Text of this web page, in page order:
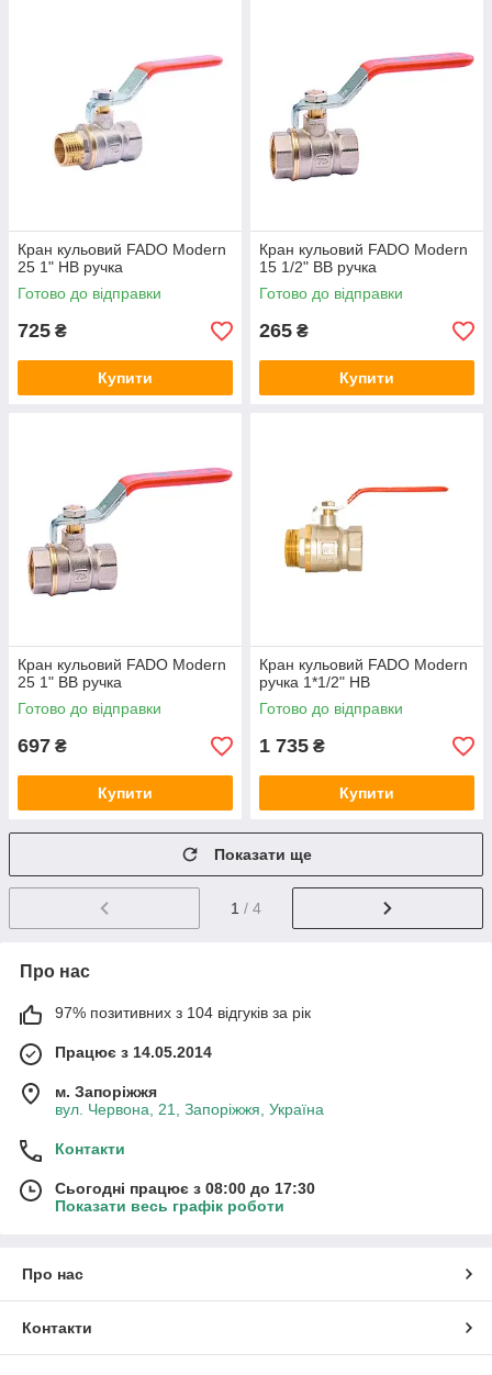
Кран кульовий FADO Modern
25 1" НВ ручка
Готово до відправки
725 ₴
Купити
Кран кульовий FADO Modern
15 1/2" ВВ ручка
Готово до відправки
265 ₴
Купити
Кран кульовий FADO Modern
25 1" ВВ ручка
Готово до відправки
697 ₴
Купити
Кран кульовий FADO Modern
ручка 1*1/2" НВ
Готово до відправки
1 735 ₴
Купити
Показати ще
1 / 4
Про нас
97% позитивних з 104 відгуків за рік
Працює з 14.05.2014
м. Запоріжжя
вул. Червона, 21, Запоріжжя, Україна
Контакти
Сьогодні працює з 08:00 до 17:30
Показати весь графік роботи
Про нас
Контакти